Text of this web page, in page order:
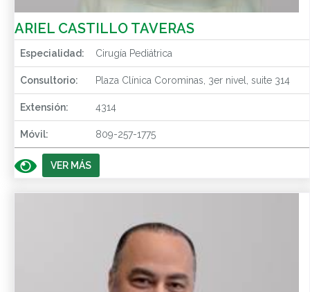
ARIEL CASTILLO TAVERAS
Especialidad: Cirugía Pediátrica
Consultorio: Plaza Clínica Corominas, 3er nivel, suite 314
Extensión: 4314
Móvil: 809-257-1775
VER MÁS